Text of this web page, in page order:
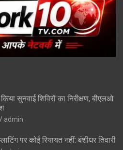
सुनवाई शिविरों का निरीक्षण, बीएलओ
admin
पर कोई रियायत नहीं: बंशीधर तिवारी